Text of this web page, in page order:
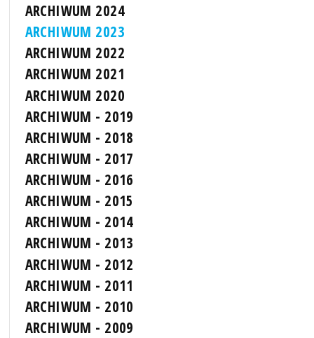
ARCHIWUM 2024
ARCHIWUM 2023
ARCHIWUM 2022
ARCHIWUM 2021
ARCHIWUM 2020
ARCHIWUM - 2019
ARCHIWUM - 2018
ARCHIWUM - 2017
ARCHIWUM - 2016
ARCHIWUM - 2015
ARCHIWUM - 2014
ARCHIWUM - 2013
ARCHIWUM - 2012
ARCHIWUM - 2011
ARCHIWUM - 2010
ARCHIWUM - 2009